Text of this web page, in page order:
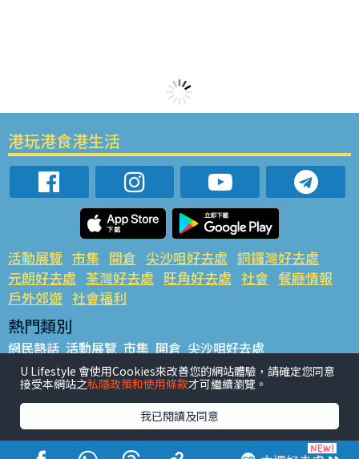
港玩港食港生活
活動展覽 市集 開倉 尖沙咀好去處 銅鑼灣好去處
元朗好去處 荃灣好去處 旺角好去處 社會 餐廳情報
戶外郊遊 社會福利
熱門類別
網民熱話 活動展覽 市集 開倉 尖沙咀好去處
銅鑼灣好去處 元朗好去處 荃灣好去處 旺角好去處 社會
餐廳情報 戶外郊遊
熱門標籤
#UGO搵好去處 #人氣活動推介 #美食社群熱話
#親子玩樂好去處
#ULifestyle應用程式 #限時搶
U Lifestyle 會使用Cookies來改善您的網站體驗，請確定您同意
接受本網站之私隱政策和使用條款才可繼續瀏覽。
我已閱讀及同意